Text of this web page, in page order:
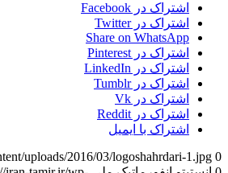
اشتراک در Facebook
اشتراک در Twitter
Share on WhatsApp
اشتراک در Pinterest
اشتراک در LinkedIn
اشتراک در Tumblr
اشتراک در Vk
اشتراک در Reddit
اشتراک با ایمیل
uploads/2016/03/logoshahrdari-1.jpg 0